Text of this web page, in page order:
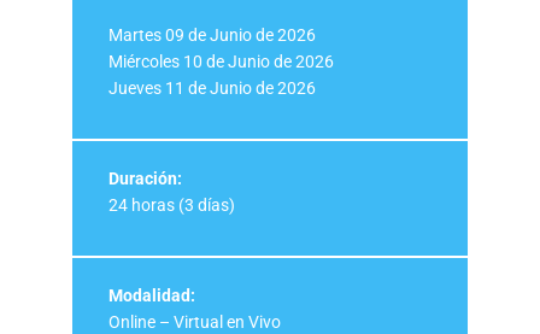
Martes 09 de Junio de 2026
Miércoles 10 de Junio de 2026
Jueves 11 de Junio de 2026
Duración:
24 horas (3 días)
Modalidad:
Online – Virtual en Vivo